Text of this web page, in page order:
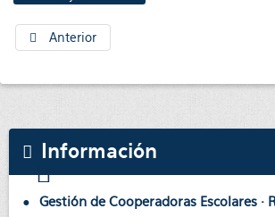
Anterior
Información
Gestión de Cooperadoras Escolares ·